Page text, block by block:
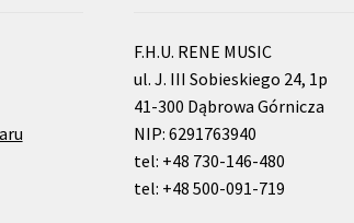
F.H.U. RENE MUSIC
ul. J. III Sobieskiego 24, 1p
41-300 Dąbrowa Górnicza
NIP: 6291763940
tel: +48 730-146-480
tel: +48 500-091-719